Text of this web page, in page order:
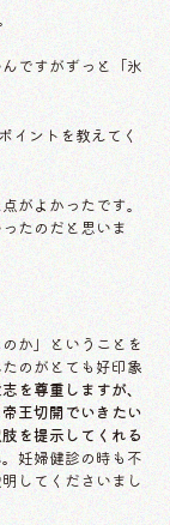
ですがずっと「氷
ントを教えてく
がよかったです。
たのだと思いま
か」ということを
のがとても好印象
を尊重しますが、
王切開でいきたい
を提示してくれる
妊婦健診の時も不
してくださいまし